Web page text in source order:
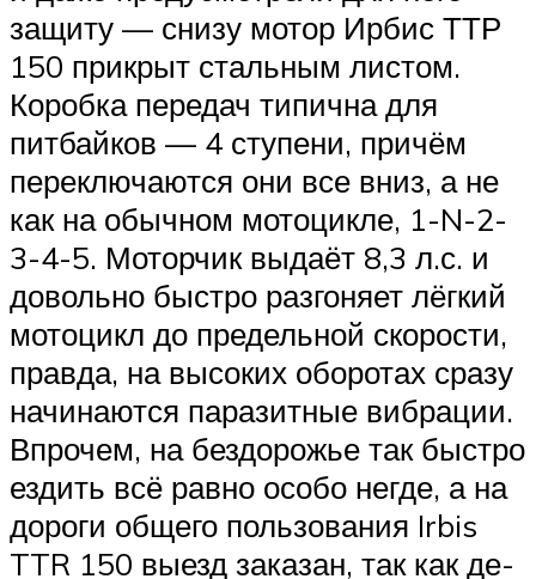
защиту — снизу мотор Ирбис ТТР
150 прикрыт стальным листом.
Коробка передач типична для
питбайков — 4 ступени, причём
переключаются они все вниз, а не
как на обычном мотоцикле, 1-N-2-
3-4-5. Моторчик выдаёт 8,3 л.с. и
довольно быстро разгоняет лёгкий
мотоцикл до предельной скорости,
правда, на высоких оборотах сразу
начинаются паразитные вибрации.
Впрочем, на бездорожье так быстро
ездить всё равно особо негде, а на
дороги общего пользования Irbis
TTR 150 выезд заказан, так как де-